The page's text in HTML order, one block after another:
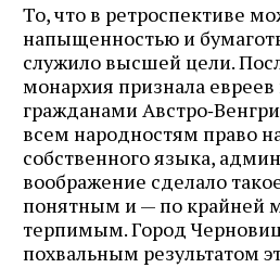
То, что в ретроспективе
напыщенностью и
служило высшей цели.
монархия признала
гражданами
всем народностям право
собственного языка,
воображение сделало
понятным и — по крайней
терпимым. Город
похвальным результатом